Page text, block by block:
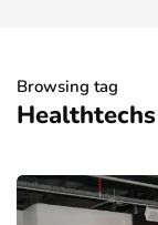
Browsing tag
Healthtechs